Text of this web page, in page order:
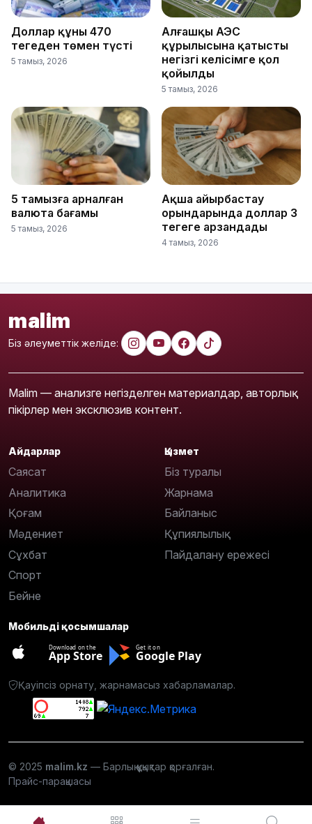
Доллар құны 470
теңгеден төмен түсті
5 тамыз, 2026
Алғашқы АЭС
құрылысына қатысты
негізгі келісімге қол
қойылды
5 тамыз, 2026
5 тамызға арналған
валюта бағамы
5 тамыз, 2026
Ақша айырбастау
орындарында доллар 3
теңгеге арзандады
4 тамыз, 2026
malim
Біз әлеуметтік желіде:
Malim — анализге негізделген материалдар, авторлық
пікірлер мен эксклюзив контент.
Айдарлар
Саясат
Аналитика
Қоғам
Мәдениет
Сұхбат
Спорт
Бейне
Қызмет
Біз туралы
Жарнама
Байланыс
Құпиялылық
Пайдалану ережесі
Мобильді қосымшалар
Download on the
App Store
Get it on
Google Play
Қауіпсіз орнату, жарнамасыз хабарламалар.
© 2025 malim.kz — Барлық құқықтар қорғалған.
Прайс-парақшасы